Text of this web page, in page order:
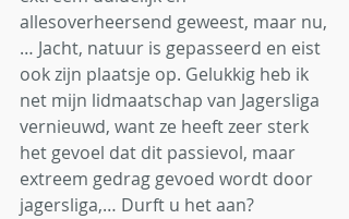
allesoverheersend geweest, maar nu,
… Jacht, natuur is gepasseerd en eist
ook zijn plaatsje op. Gelukkig heb ik
net mijn lidmaatschap van Jagersliga
vernieuwd, want ze heeft zeer sterk
het gevoel dat dit passievol, maar
extreem gedrag gevoed wordt door
jagersliga,… Durft u het aan?